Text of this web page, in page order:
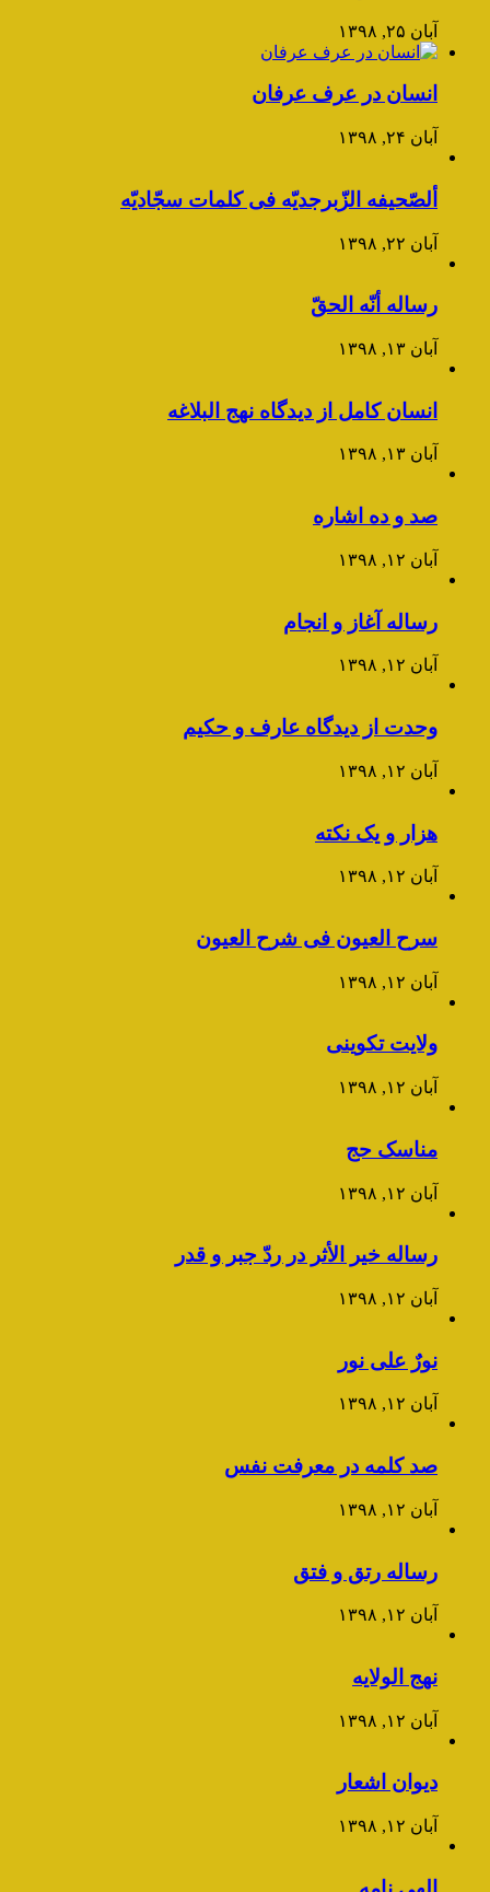
آبان ۲۵, ۱۳۹۸
انسان در عرف عرفان
آبان ۲۴, ۱۳۹۸
ألصّحیفه الزّبرجدیّه فی کلمات سجّادیّه
آبان ۲۲, ۱۳۹۸
رساله أنّه الحقّ
آبان ۱۳, ۱۳۹۸
انسان کامل از دیدگاه نهج البلاغه
آبان ۱۳, ۱۳۹۸
صد و ده اشاره
آبان ۱۲, ۱۳۹۸
رساله آغاز و انجام
آبان ۱۲, ۱۳۹۸
وحدت از دیدگاه عارف و حکیم
آبان ۱۲, ۱۳۹۸
هزار و یک نکته
آبان ۱۲, ۱۳۹۸
سرح العیون فی شرح العیون
آبان ۱۲, ۱۳۹۸
ولایت تکوینی
آبان ۱۲, ۱۳۹۸
مناسک حج
آبان ۱۲, ۱۳۹۸
رساله خیر الأثر در ردّ جبر و قدر
آبان ۱۲, ۱۳۹۸
نورٌ علی نور
آبان ۱۲, ۱۳۹۸
صد کلمه در معرفت نفس
آبان ۱۲, ۱۳۹۸
رساله رتق و فتق
آبان ۱۲, ۱۳۹۸
نهج الولایه
آبان ۱۲, ۱۳۹۸
دیوان اشعار
آبان ۱۲, ۱۳۹۸